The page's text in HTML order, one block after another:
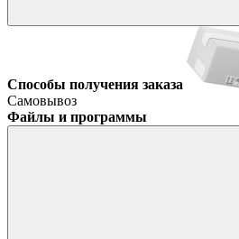
Способы получения заказа
Самовывоз
Файлы и программы